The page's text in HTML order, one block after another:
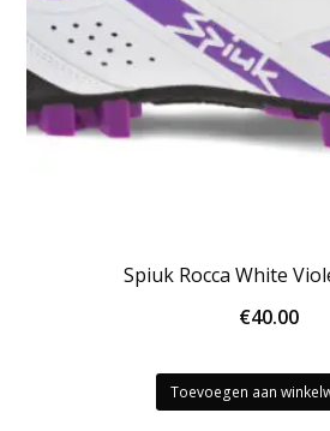
Spiuk Rocca White
€40.00
Toevoegen aan